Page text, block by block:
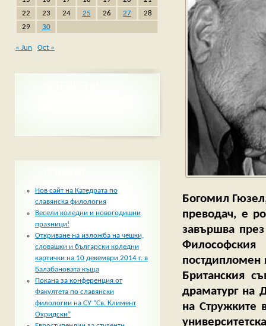
Богомил
преводач, е
завършва
постдипломен
Британския
драматург на
на Стружките
22
23 24 25 26 27
28
29
30
« Jun Oct »
Нов сайт на Катедрата по
славянска филология
Весели коледни и новогодишни
празници!
Откриване на изложба на чешки,
словашки и български коледни
картички на 10 декември 2014 г. в
Балабановата къща
Покана за конференция от
Факултета по славянски
филологии на СУ “Св. Климент
Охридски”